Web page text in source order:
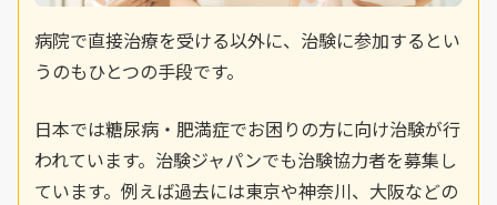
病院で直接治療を受ける以外に、治験に参加するとい
うのもひとつの手段です。
日本では糖尿病・肥満症でお困りの方に向け治験が行
われています。治験ジャパンでも治験協力者を募集し
ています。例えば過去には東京や神奈川、大阪などの